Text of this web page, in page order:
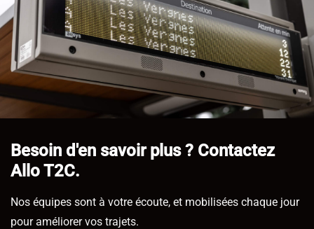
Besoin d'en savoir plus ? Contactez
Allo T2C.
Nos équipes sont à votre écoute, et mobilisées chaque jour
pour améliorer vos trajets.